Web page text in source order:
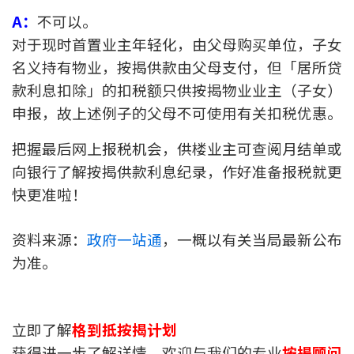
A： 不可以。
对于现时首置业主年轻化，由父母购买单位，子女
名义持有物业，按揭供款由父母支付，但「居所贷
款利息扣除」的扣税额只供按揭物业业主（子女）
申报，故上述例子的父母不可使用有关扣税优惠。
把握最后网上报税机会，供楼业主可查阅月结单或
向银行了解按揭供款利息纪录，作好准备报税就更
快更准啦！
资料来源： 政府一站通，一概以有关当局最新公布
为准。
立即了解格到抵按揭计划